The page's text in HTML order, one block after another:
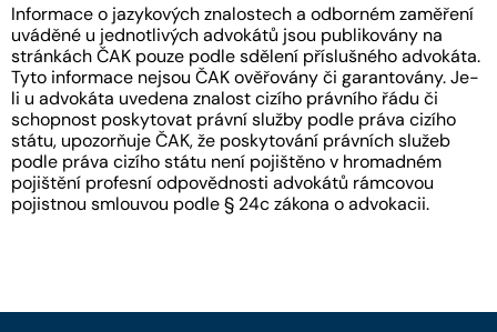
Informace o jazykových znalostech a odborném zaměření
uváděné u jednotlivých advokátů jsou publikovány na
stránkách ČAK pouze podle sdělení příslušného advokáta.
Tyto informace nejsou ČAK ověřovány či garantovány. Je-
li u advokáta uvedena znalost cizího právního řádu či
schopnost poskytovat právní služby podle práva cizího
státu, upozorňuje ČAK, že poskytování právních služeb
podle práva cizího státu není pojištěno v hromadném
pojištění profesní odpovědnosti advokátů rámcovou
pojistnou smlouvou podle § 24c zákona o advokacii.